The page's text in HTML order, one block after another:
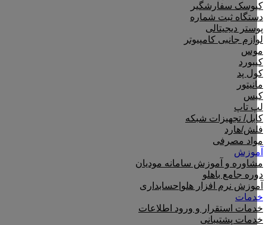
کیوسک سفارشگیر
دستگاه ثبت شماره
پوستر دیجیتالی
لوازم جانبی کامپیوتر
موس
کیبورد
کول پد
مانیتور
کیس
لپ تاپ
کابل/ تجهیزات شبکه
فلش/هارد
مواد مصرفی
آموزش
مشاوره و آموزش سامانه مودیان
دوره جامع باهلو
آموزش نرم افزار هلو|حسابداری
خدمات
خدمات استقرار و ورود اطلاعات
خدمات پشتیبانی